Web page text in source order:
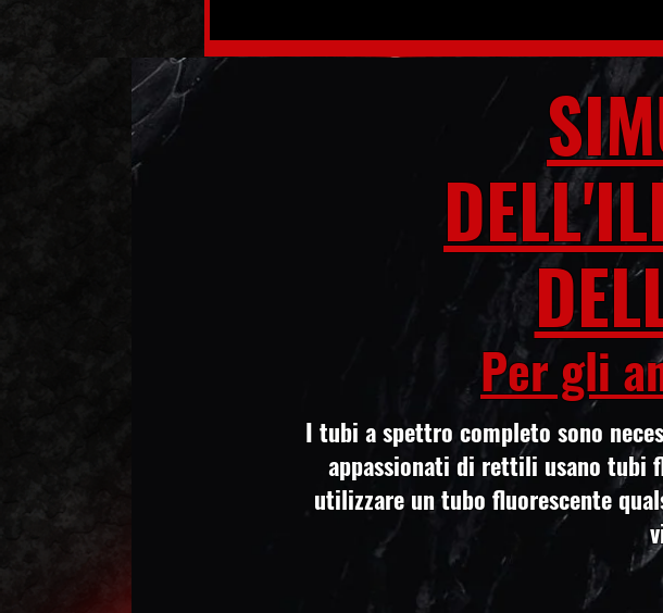
Per gli
I tubi a spettro completo sono
appassionati di rettili usano tubi
utilizzare un tubo fluorescente